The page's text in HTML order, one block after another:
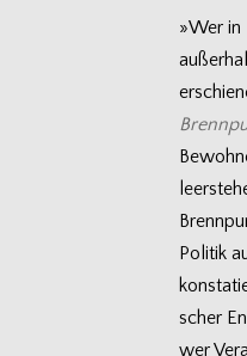
»Wer in
Poli­tik
scher
wer